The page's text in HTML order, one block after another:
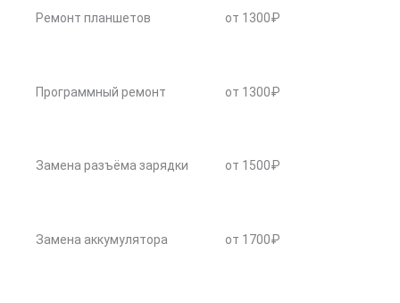
Ремонт планшетов от 1300₽
Программный ремонт от 1300₽
Замена разъёма зарядки от 1500₽
Замена аккумулятора от 1700₽